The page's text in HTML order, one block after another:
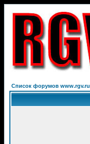
Список форумов www.rgv.ru